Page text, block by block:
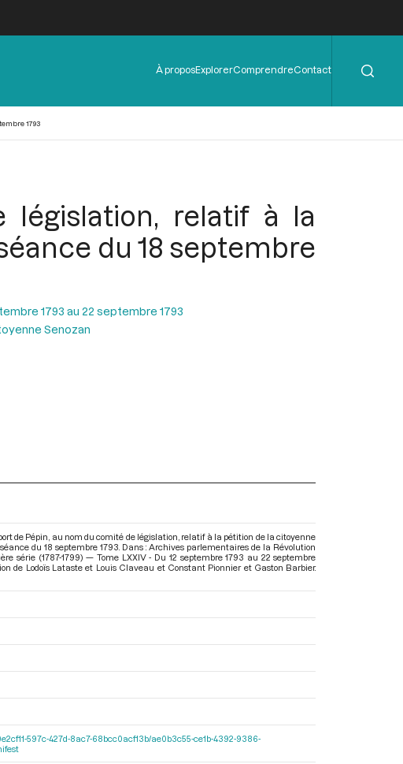
Menu
de
À proposExplorerComprendreContact
1793
relatif à la
du 18 septembre
1793 au 22 septembre 1793
Senozan
de Pépin, au nom du comité de législation, relatif à la pétition de la citoyenne
du 18 septembre 1793. Dans : Archives parlementaires de la Révolution
série (1787-1799) — Tome LXXIV - Du 12 septembre 1793 au 22 septembre
de Lodoïs Lataste et Louis Claveau et Constant Pionnier et Gaston Barbier.
597c-427d-8ac7-68bcc0acf13b/ae0b3c55-ce1b-4392-9386-